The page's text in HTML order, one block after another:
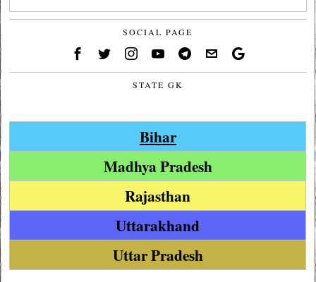
SOCIAL PAGE
STATE GK
Bihar
Madhya Pradesh
Rajasthan
Uttarakhand
Uttar Pradesh